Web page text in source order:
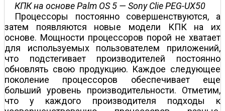
КПК на основе Palm OS 5 — Sony Clie PEG-UX50
Процессоры постоянно совершенствуются, а
затем появляются новые модели КПК на их
основе. Мощности процессоров порой не хватает
для используемых пользователем приложений,
что подстегивает производителей постоянно
обновлять свою продукцию. Каждое следующее
поколение процессоров обеспечивает еще
больший уровень производительности. Отметим,
что у каждого производителя подходы к